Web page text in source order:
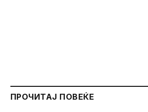
ПРОЧИТАЈ ПОВЕЌЕ